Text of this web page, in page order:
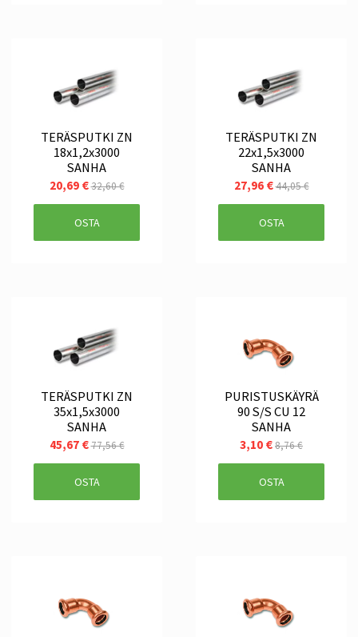
TERÄSPUTKI ZN
18x1,2x3000
SANHA
20,69 €32,60 €
OSTA
TERÄSPUTKI ZN
22x1,5x3000
SANHA
27,96 €44,05 €
OSTA
TERÄSPUTKI ZN
35x1,5x3000
SANHA
45,67 €77,56 €
OSTA
PURISTUSKÄYRÄ
90 S/S CU 12
SANHA
3,10 €8,76 €
OSTA